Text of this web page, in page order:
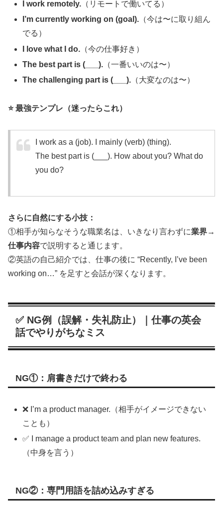
I work remotely. （リモートで働いてる）
I’m currently working on (goal). （今は〜に取り組ん
でる）
I love what I do. （今の仕事好き）
The best part is (___). （一番いいのは〜）
The challenging part is (___). （大変なのは〜）
⭐ 最強テンプレ（迷ったらこれ）
I work as a (job). I mainly (verb) (thing).
The best part is (___). How about you? What do
you do?
さらに自然にする小技：
①相手が知らなそうな職業名は、いきなり言わずに業界→
仕事内容で説明すると通じます。
②英語の自己紹介では、仕事の後に “Recently, I’ve been
working on…” を足すと会話が深くなります。
✅ NG例（誤解・失礼防止）｜仕事の英会
話でやりがちなミス
NG①：肩書きだけで終わる
❌ I’m a product manager.（相手がイメージできない
ことも）
✅ I manage a product team and plan new features.
（中身を言う）
NG②：専門用語を詰め込みすぎる